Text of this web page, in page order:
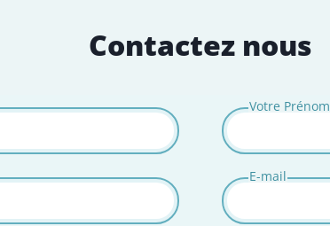
Contactez nous
Votre Prénom
E-mail